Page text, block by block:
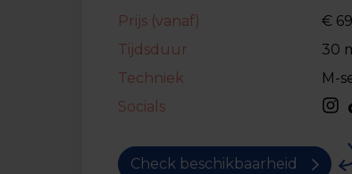
Prijs (vanaf)
€
Tijdsduur
30
Techniek
M-
Socials
Check beschikbaarheid